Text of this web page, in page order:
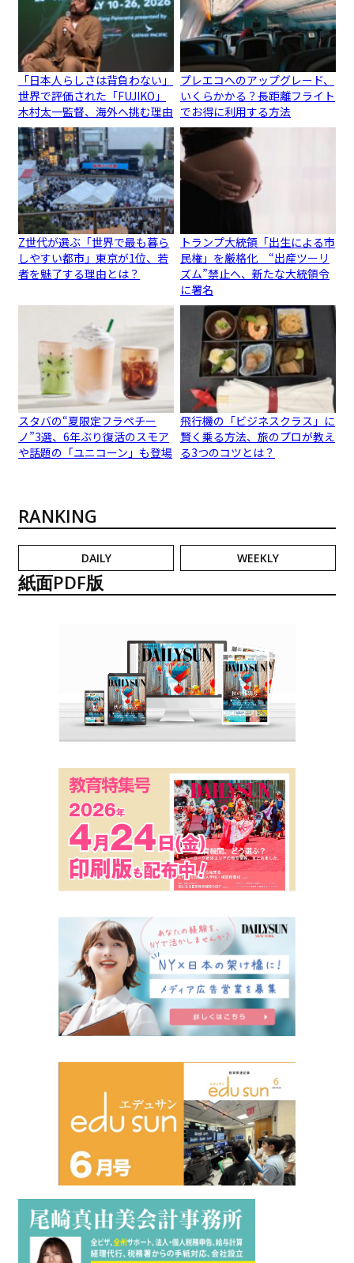
「日本人らしさは背負わない」
世界で評価された「FUJIKO」
木村太一監督、海外へ挑む理由
プレエコへのアップグレード、
いくらかかる？長距離フライト
でお得に利用する方法
Z世代が選ぶ「世界で最も暮ら
しやすい都市」東京が1位、若
者を魅了する理由とは？
トランプ大統領「出生による市
民権」を厳格化 “出産ツーリ
ズム”禁止へ、新たな大統領令
に署名
スタバの“夏限定フラペチー
ノ”3選、6年ぶり復活のスモア
や話題の「ユニコーン」も登場
飛行機の「ビジネスクラス」に
賢く乗る方法、旅のプロが教え
る3つのコツとは？
RANKING
DAILY WEEKLY
紙面PDF版